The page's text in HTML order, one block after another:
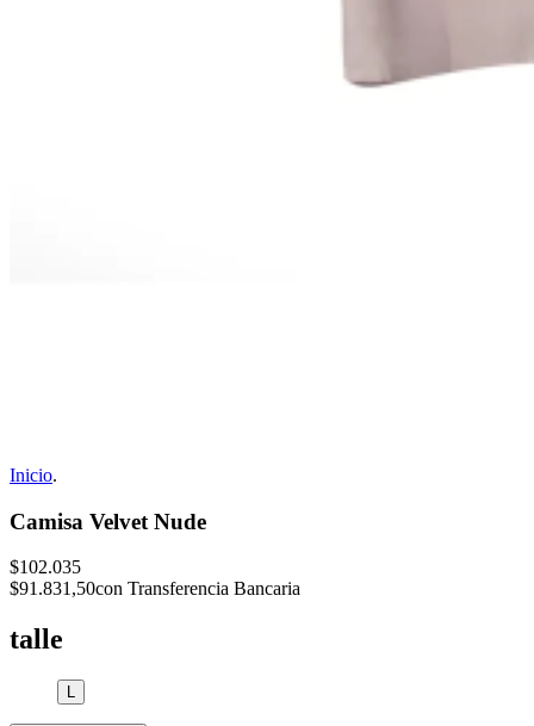
Inicio.
Camisa Velvet Nude
$102.035
$91.831,50con Transferencia Bancaria
talle
L